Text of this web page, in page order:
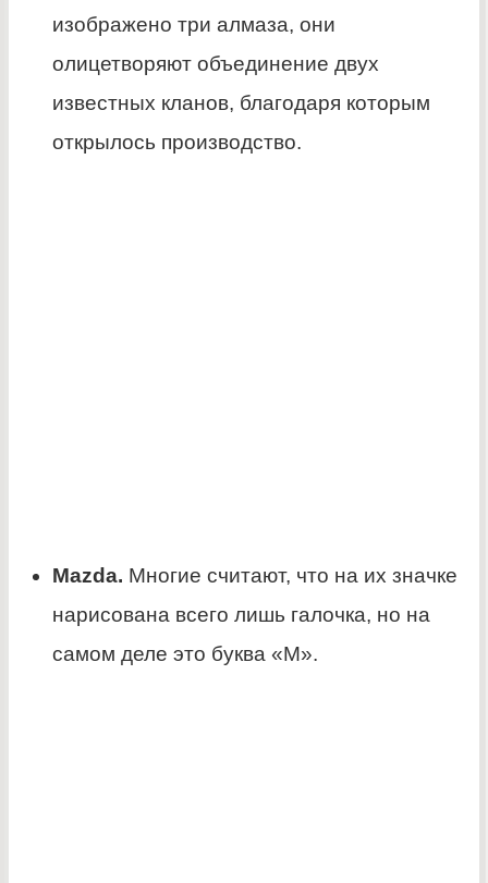
изображено три алмаза, они
олицетворяют объединение двух
известных кланов, благодаря которым
открылось производство.
Mazda. Многие считают, что на их значке
нарисована всего лишь галочка, но на
самом деле это буква «М».